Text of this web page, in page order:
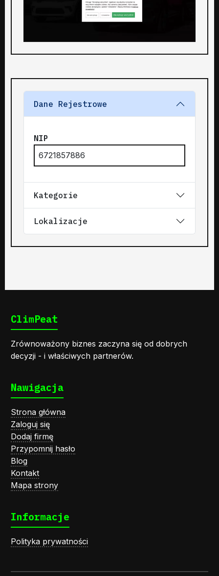
Dane Rejestrowe
NIP
6721857886
Kategorie
Lokalizacje
ClimPeat
Zrównoważony biznes zaczyna się od dobrych
decyzji - i właściwych partnerów.
Nawigacja
Strona główna
Zaloguj się
Dodaj firmę
Przypomnij hasło
Blog
Kontakt
Mapa strony
Informacje
Polityka prywatności